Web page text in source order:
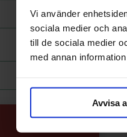
Vi använder
sociala medier och
till de sociala medier
med annan
Avvisa